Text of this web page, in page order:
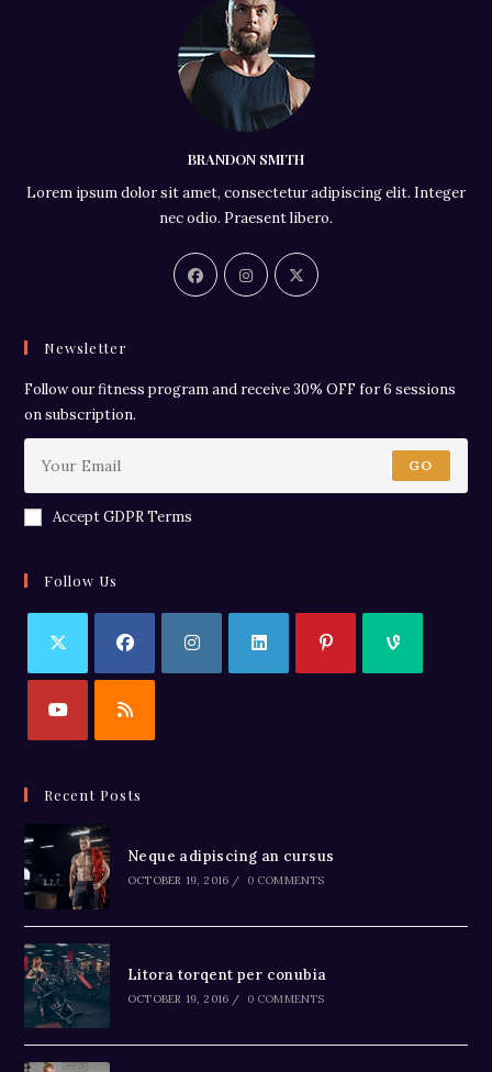
BRANDON SMITH
Lorem ipsum dolor sit amet, consectetur adipiscing elit. Integer
nec odio. Praesent libero.
Newsletter
Follow our fitness program and receive 30% OFF for 6 sessions
on subscription.
GO
Accept GDPR Terms
Follow Us
Recent Posts
Neque adipiscing an cursus
OCTOBER 19, 2016 / 0 COMMENTS
Litora torqent per conubia
OCTOBER 19, 2016 / 0 COMMENTS